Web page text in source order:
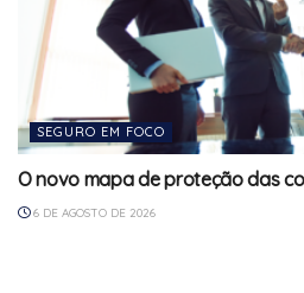
SEGURO EM FOCO
O novo mapa de proteção das
6 DE AGOSTO DE 2026